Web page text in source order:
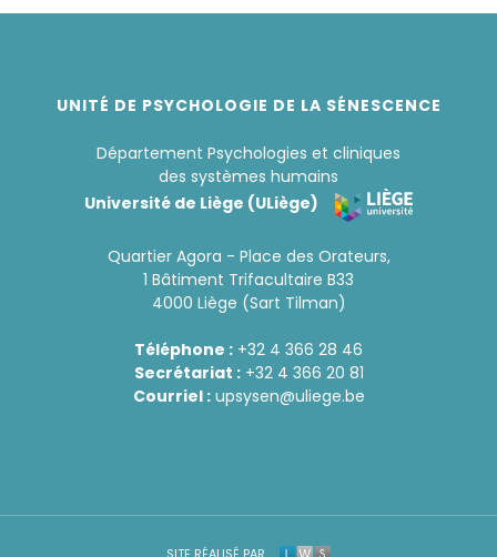
UNITÉ DE PSYCHOLOGIE DE LA SÉNESCENCE
Département Psychologies et cliniques
des systèmes humains
Université de Liège (ULiège)
Quartier Agora - Place des Orateurs,
1 Bâtiment Trifacultaire B33
4000 Liège (Sart Tilman)
Téléphone : +32 4 366 28 46
Secrétariat :+32 4 366 20 81
Courriel :upsysen@uliege.be
SITE RÉALISÉ PAR